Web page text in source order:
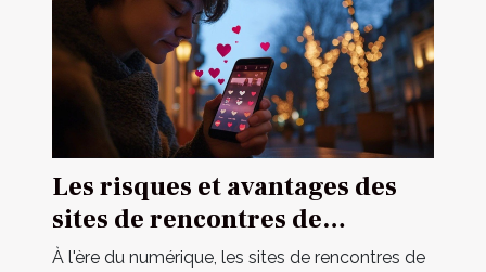
Les risques et avantages des
sites de rencontres de
proximité
À l'ère du numérique, les sites de rencontres de